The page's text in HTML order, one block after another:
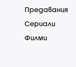
Предавания
Сериали
Филми